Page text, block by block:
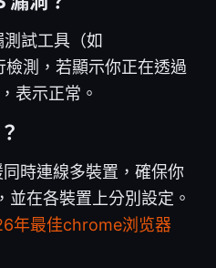
試工具（如
測，若顯示你正在透過
表示正常。
時連線多裝置，確保你
並在各裝置上分別設定。
年最佳chrome浏览器